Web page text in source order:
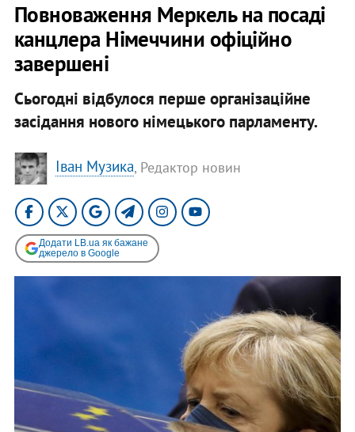
Повноваження Меркель на посаді
канцлера Німеччини офіційно
завершені
Сьогодні відбулося перше організаційне
засідання нового німецького парламенту.
Іван Музика, Редактор новин
Додати LB.ua як бажане
джерело в Google